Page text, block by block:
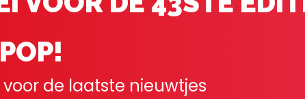
de laatste nieuwtjes